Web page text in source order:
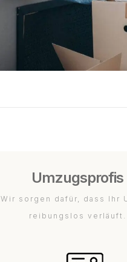
Umzugsprofis
Wir sorgen dafür, dass Ihr
reibungslos verläuft.